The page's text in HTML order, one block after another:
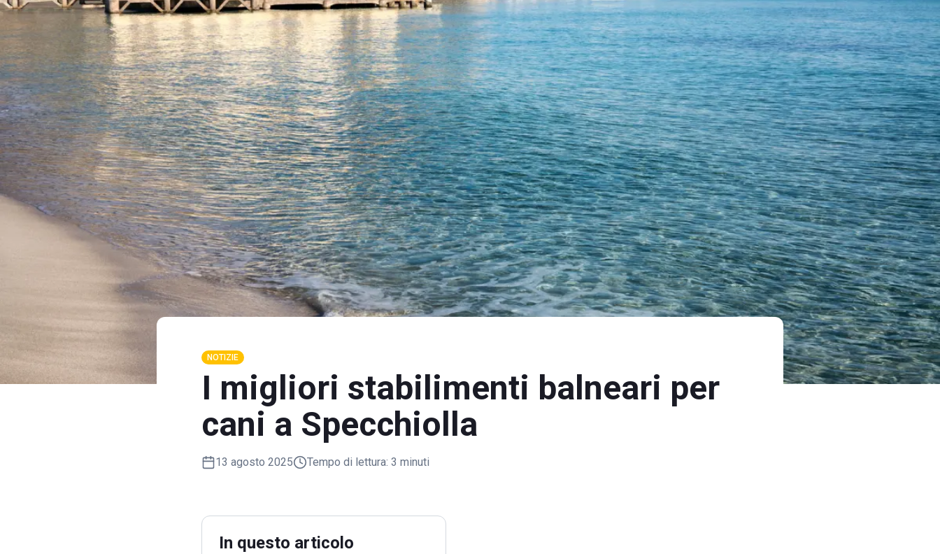
NOTIZIE
I migliori stabilimenti balneari per
cani a Specchiolla
13 agosto 2025 Tempo di lettura: 3 minuti
In questo articolo